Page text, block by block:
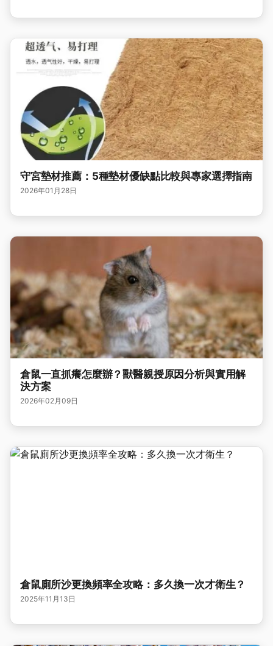
守宮墊材推薦：5種墊材優缺點比較與專家選擇指南
2026年01月28日
倉鼠一直抓癢怎麼辦？獸醫親授原因分析與實用解
決方案
2026年02月09日
倉鼠廁所沙更換頻率全攻略：多久換一次才衛生？
2025年11月13日